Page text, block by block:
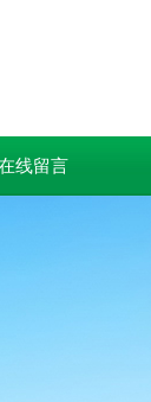
线留言